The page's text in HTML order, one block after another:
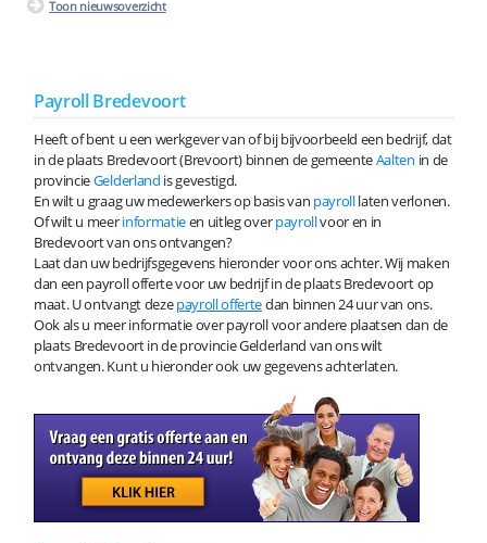
Toon nieuwsoverzicht
Payroll Bredevoort
Heeft of bent u een werkgever van of bij bijvoorbeeld een bedrijf, dat
in de plaats Bredevoort (Brevoort) binnen de gemeenteAalten in de
provincieGelderland is gevestigd.
En wilt u graag uw medewerkers op basis van payrolllaten verlonen.
Of wilt u meerinformatieen uitleg overpayrollvoor en in
Bredevoort van ons ontvangen?
Laat dan uw bedrijfsgegevens hieronder voor ons achter. Wij maken
dan een payroll offerte voor uw bedrijf in de plaats Bredevoort op
maat. U ontvangt dezepayroll offertedan binnen 24 uur van ons.
Ook als u meer informatie over payroll voor andere plaatsen dan de
plaats Bredevoort in de provincie Gelderland van ons wilt
ontvangen. Kunt u hieronder ook uw gegevens achterlaten.